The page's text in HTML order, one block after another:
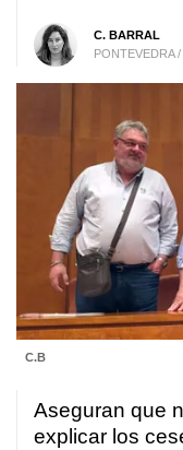
C. BARRAL
PONTEVEDRA /
C.B
Aseguran que
explicar los